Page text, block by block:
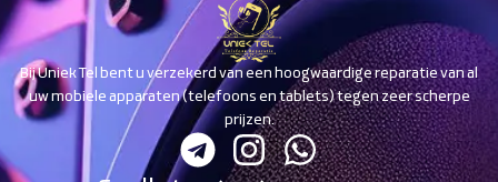
Bij Uniek Tel bent u verzekerd van een hoogwaardige reparatie van al
uw mobiele apparaten (telefoons en tablets) tegen zeer scherpe
prijzen.